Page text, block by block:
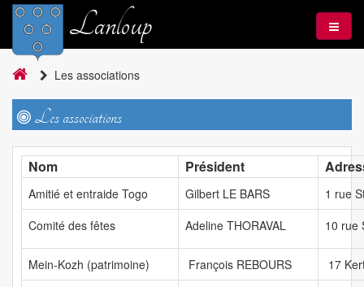
Lanloup
Les associations
Les associations
Nom Président
Amitié et entraide Togo Gilbert LE BARS
1 rue
Comité des fêtes
Adeline THORAVAL 10 rue
Mein-Kozh (patrimoine) François REBOURS
17